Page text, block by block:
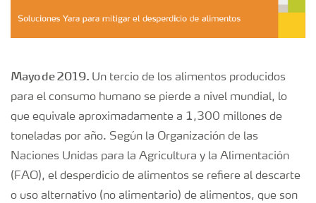
Mayo de 2019.Un tercio de los alimentos producidos
para el consumo humano se pierde a nivel mundial, lo
que equivale aproximadamente a 1,300 millones de
toneladas por año. Según la Organización de las
Naciones Unidas para la Agricultura y la Alimentación
(FAO), el desperdicio de alimentos se refiere al descarte
o uso alternativo (no alimentario) de alimentos, que son